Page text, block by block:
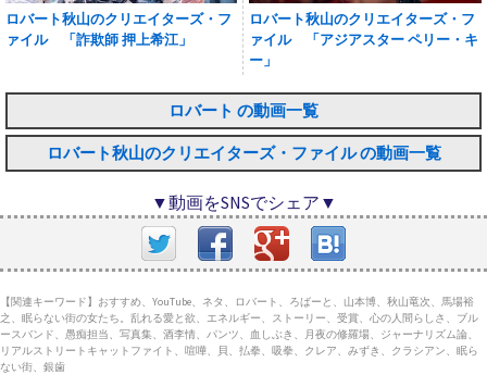
ロバート秋山のクリエイターズ・フ
ァイル 「詐欺師 押上希江」
ロバート秋山のクリエイターズ・フ
ァイル 「アジアスター ペリー・キ
ー」
ロバート の動画一覧
ロバート秋山のクリエイターズ・ファイル の動画一覧
▼動画をSNSでシェア▼
【関連キーワード】おすすめ、YouTube、ネタ、ロバート、ろばーと、山本博、秋山竜次、馬場裕
之、眠らない街の女たち。乱れる愛と欲、エネルギー、ストーリー、受賞、心の人間らしさ、ブル
ースバンド、愚痴担当、写真集、酒李情、パンツ、血しぶき、月夜の修羅場、ジャーナリズム論、
リアルストリートキャットファイト、喧嘩、貝、払拳、吸拳、クレア、みずき、クラシアン、眠ら
ない街、銀歯